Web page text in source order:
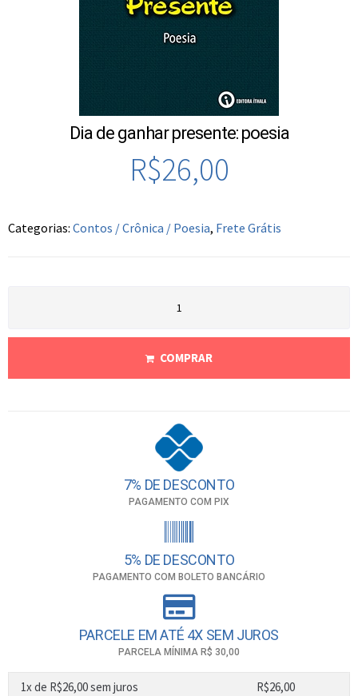
Dia de ganhar presente: poesia
R$26,00
Categorias: Contos / Crônica / Poesia, Frete Grátis
COMPRAR
7% DE DESCONTO
PAGAMENTO COM PIX
5% DE DESCONTO
PAGAMENTO COM BOLETO BANCÁRIO
PARCELE EM ATÉ 4X SEM JUROS
PARCELA MÍNIMA R$ 30,00
1x de R$26,00sem juros R$26,00